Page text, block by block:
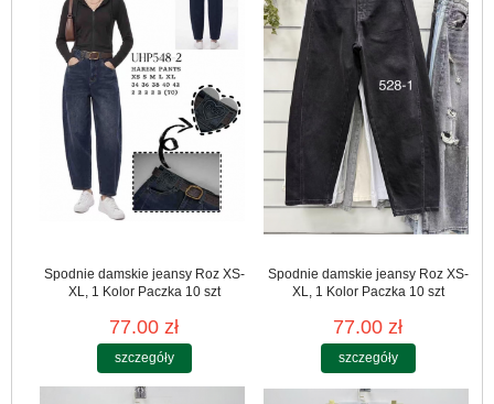
Spodnie damskie jeansy Roz XS-
XL, 1 Kolor Paczka 10 szt
77.00 zł
szczegóły
Spodnie damskie jeansy Roz XS-
XL, 1 Kolor Paczka 10 szt
77.00 zł
szczegóły